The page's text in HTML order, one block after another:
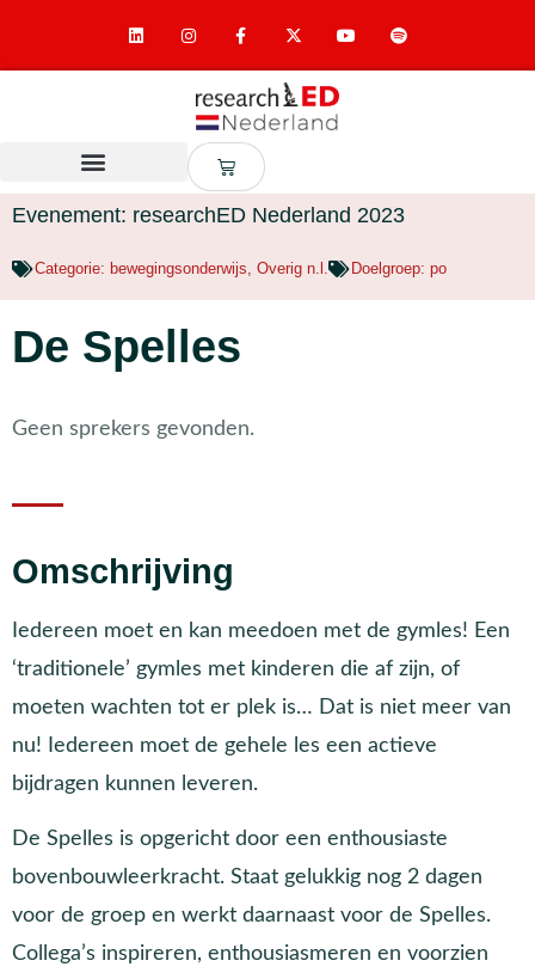
Evenement: researchED Nederland 2023
Categorie: bewegingsonderwijs Overig n.l. Doelgroep: po
De Spelles
Geen sprekers gevonden.
Omschrijving
Iedereen moet en kan meedoen met de gymles! Een
‘traditionele’ gymles met kinderen die af zijn, of
moeten wachten tot er plek is… Dat is niet meer van
nu! Iedereen moet de gehele les een actieve
bijdragen kunnen leveren.
De Spelles is opgericht door een enthousiaste
bovenbouwleerkracht. Staat gelukkig nog 2 dagen
voor de groep en werkt daarnaast voor de Spelles.
Collega’s inspireren, enthousiasmeren en voorzien